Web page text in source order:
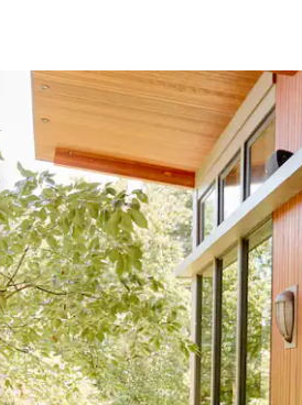
je de pijltjestoetsen omhoog en